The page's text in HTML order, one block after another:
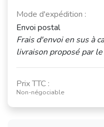
Mode d'expédition :
Envoi postal
Frais d'envoi en sus à
livraison proposé par
Prix TTC :
Non-négociable